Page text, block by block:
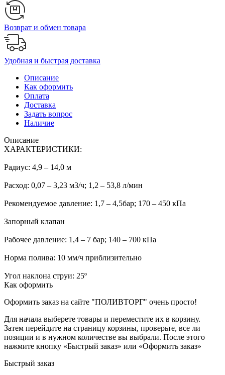
Возврат и обмен товара
Удобная и быстрая доставка
Описание
Как оформить
Оплата
Доставка
Задать вопрос
Наличие
Описание
ХАРАКТЕРИСТИКИ:
Радиус: 4,9 – 14,0 м
Расход: 0,07 – 3,23 м3/ч; 1,2 – 53,8 л/мин
Рекомендуемое давление: 1,7 – 4,5бар; 170 – 450 кПа
Запорный клапан
Рабочее давление: 1,4 – 7 бар; 140 – 700 кПа
Норма полива: 10 мм/ч приблизительно
Угол наклона струи: 25º
Как оформить
Оформить заказ на сайте "ПОЛИВТОРГ" очень просто!
Для начала выберете товары и переместите их в корзину.
Затем перейдите на страницу корзины, проверьте, все ли
позиции и в нужном количестве вы выбрали. После этого
нажмите кнопку «Быстрый заказ» или «Оформить заказ»
Быстрый заказ